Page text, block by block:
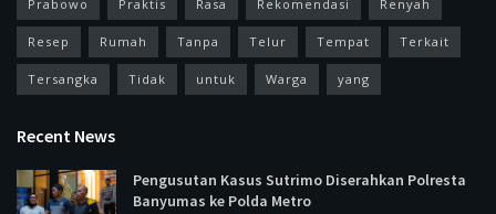
Prabowo Praktis Rasa Rekomendasi Renyah
Resep Rumah Tanpa Telur Tempat Terkait
Tersangka Tidak untuk Warga yang
Recent News
Pengusutan Kasus Sutrimo Diserahkan Polresta
Banyumas ke Polda Metro